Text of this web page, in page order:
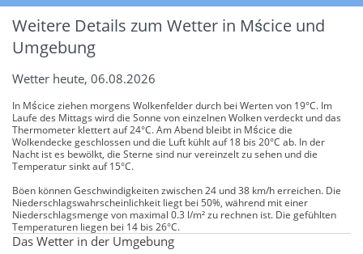
Weitere Details zum Wetter in Mścice und
Umgebung
Wetter heute, 06.08.2026
In Mścice ziehen morgens Wolkenfelder durch bei Werten von 19°C. Im
Laufe des Mittags wird die Sonne von einzelnen Wolken verdeckt und das
Thermometer klettert auf 24°C. Am Abend bleibt in Mścice die
Wolkendecke geschlossen und die Luft kühlt auf 18 bis 20°C ab. In der
Nacht ist es bewölkt, die Sterne sind nur vereinzelt zu sehen und die
Temperatur sinkt auf 15°C.
Böen können Geschwindigkeiten zwischen 24 und 38 km/h erreichen. Die
Niederschlagswahrscheinlichkeit liegt bei 50%, während mit einer
Niederschlagsmenge von maximal 0.3 l/m² zu rechnen ist. Die gefühlten
Temperaturen liegen bei 14 bis 26°C.
Das Wetter in der Umgebung